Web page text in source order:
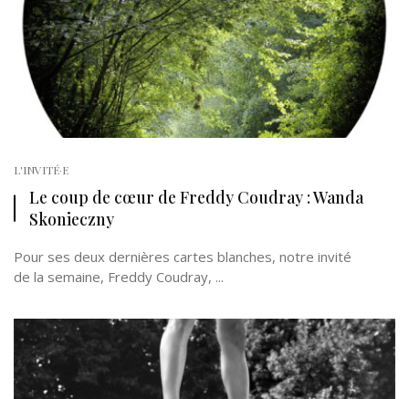
L'INVITÉ·E
Le coup de cœur de Freddy Coudray : Wanda
Skonieczny
Pour ses deux dernières cartes blanches, notre invité
de la semaine, Freddy Coudray, ...